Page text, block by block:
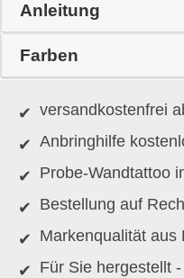
Anleitung
Farben
versandkostenfrei
Anbringhilfe
Probe-Wandtattoo
Bestellung auf
Markenqualität aus
Für Sie hergestellt